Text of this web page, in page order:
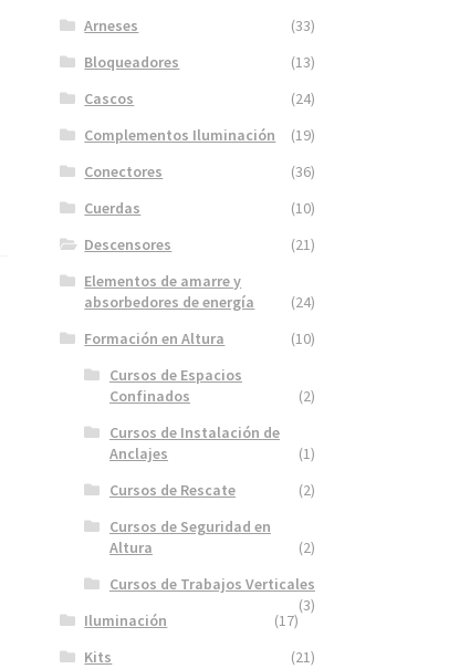
Arneses
(33)
Bloqueadores
(13)
Cascos
(24)
Complementos Iluminación
(19)
Conectores
(36)
Cuerdas
(10)
Descensores
(21)
Elementos de amarre y
absorbedores de energía
(24)
Formación en Altura
(10)
Cursos de Espacios
Confinados
(2)
Cursos de Instalación de
Anclajes
(1)
Cursos de Rescate
(2)
Cursos de Seguridad en
Altura
(2)
Cursos de Trabajos Verticales
(3)
Iluminación
(17)
Kits
(21)